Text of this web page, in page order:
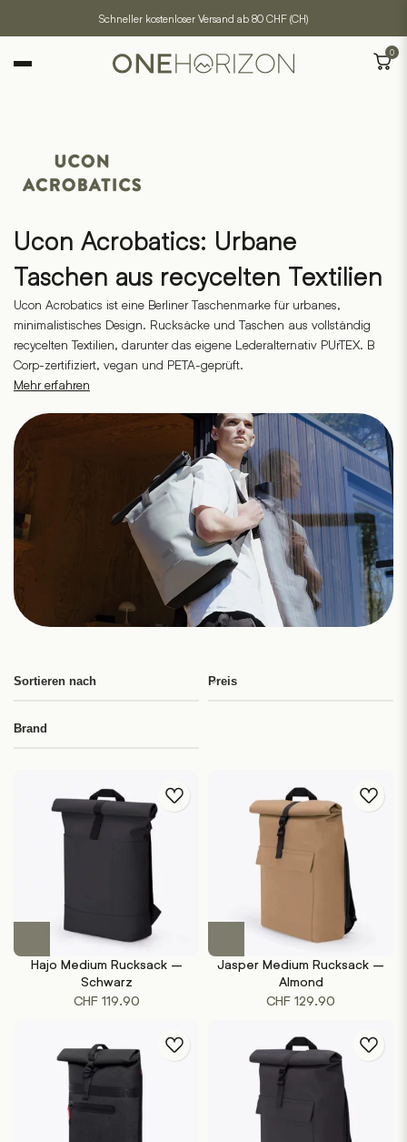
Schneller kostenloser Versand ab 80 CHF (CH)
0
Ucon Acrobatics: Urbane
Taschen aus recycelten Textilien
Ucon Acrobatics ist eine Berliner Taschenmarke für urbanes,
minimalistisches Design. Rucksäcke und Taschen aus vollständig
recycelten Textilien, darunter das eigene Lederalternativ PUrTEX. B
Corp-zertifiziert, vegan und PETA-geprüft.
Mehr erfahren
Sortieren nach Preis
Brand
Hajo Medium Rucksack –
Schwarz
CHF119.90
Jasper Medium Rucksack –
Almond
CHF 129.90